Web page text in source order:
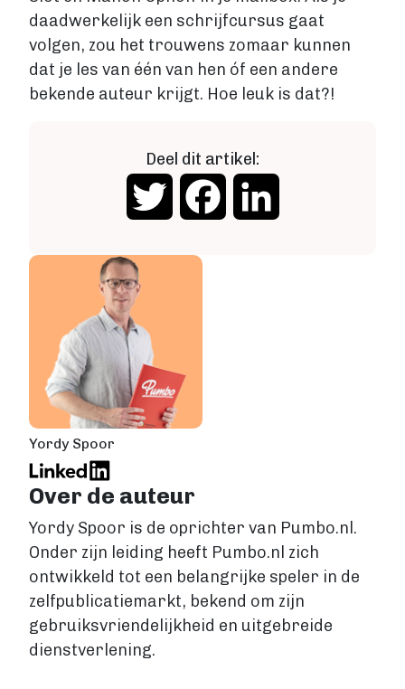
Marketingboek
LIFESTYLE
Lifestyle
Biografie
Boek schrijven
Fictie
Chicklit
Fantasy
Kinderboek
Roman
Thriller
Support
Diensten
Prijzen
Blog
Over ons
Login
daadwerkelijk een schrijfcursus gaat
volgen, zou het trouwens zomaar kunnen
dat je les van één van hen óf een andere
bekende auteur krijgt. Hoe leuk is dat?!
Deel dit artikel:
Twitter Facebook
Over de auteur
Yordy Spoor is de oprichter van Pumbo.nl.
Onder zijn leiding heeft Pumbo.nl zich
ontwikkeld tot een belangrijke speler in de
zelfpublicatiemarkt, bekend om zijn
gebruiksvriendelijkheid en uitgebreide
dienstverlening.
Yordy Spoor